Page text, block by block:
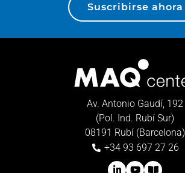
Suscribirse ahora
Av. Antonio Gaudí, 192
(Pol. Ind. Rubí Sur)
08191 Rubí (Barcelona)
+34 93 697 27 26